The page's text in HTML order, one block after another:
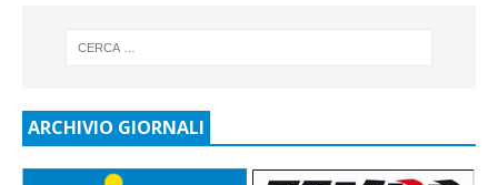
ARCHIVIO GIORNALI